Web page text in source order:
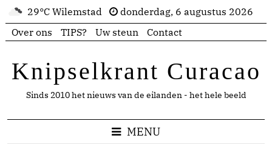
29°C Wilemstad
donderdag, 6 augustus 2026
Over ons
TIPS? Uw steun Contact
Knipselkrant Curacao
Sinds 2010 het nieuws van de eilanden - het hele beeld
MENU